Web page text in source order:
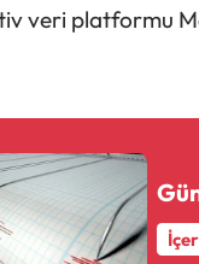
veri platformu